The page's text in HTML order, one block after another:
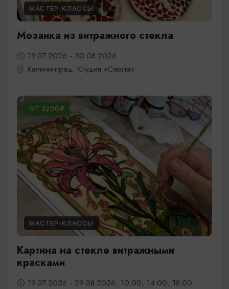
МАСТЕР-КЛАССЫ
Мозаика из витражного стекла
19.07.2026 - 30.08.2026
Калининград, Студия «Стёкла»
ОТ 2200₽
МАСТЕР-КЛАССЫ
Картина на стекле витражными
красками
19.07.2026 - 29.08.2026, 10:00, 14:00, 18:00